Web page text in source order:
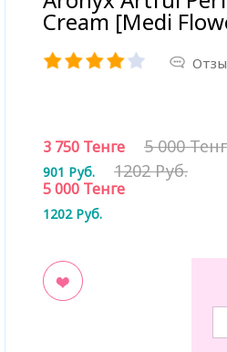
Cream [Medi
3 750 Тенге 5 000
901 Руб. 1202 Руб.
5 000 Тенге
1202 Руб.